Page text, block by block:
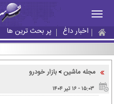
اخبار داغ پر بحث ترین ها
مجله ماشین > بازار خودرو
۱۵:۰۳ - ۱۶ تير ۱۴۰۴